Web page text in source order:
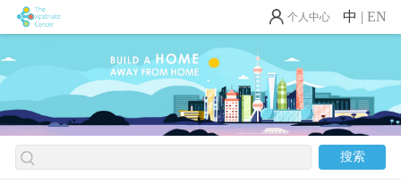
个人中心 中 | EN
搜索